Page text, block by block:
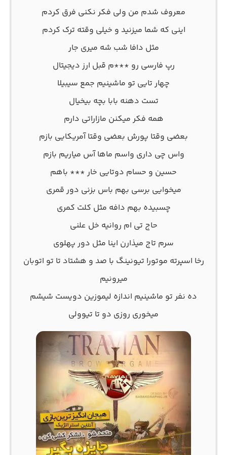
معروف شدم من ولی فکر نکنی فرق کردم
اینی که شما میزنید و خیلی وقته ترک کردم
مثل دافا شب شه میری جار
رپ فارسی رو ***م قبل ارز دیجیتال
چهار تایی تو ماشینیم جمع سیبیلا
تست دهنه بابا بچه بیخیال
همه فکر میکنن مازاراتی دارم
بعضی وقتا پورش بعضی وقتا آمریکایی بازم
واس چی داری واسم ماها آس میاریم بازم
حسین و حسام دوتایی خار *** باهم
میخوایی برسی بهم باس بزنی دور قمری
چسبیده بهم دافه مثل کلت کمری
حاج تی ام روانیه خل علنی
سرم تاج میذارن اینا مثل دور پهلوی
رخا اسپرته موتورا تیونینگ با صد و هشتاد تا تو اتوبان
میرونیم
ده نفر تو ماشینیم اندازه لیموزین دویست شیشم
میخوری روزی دو تا تیوولی